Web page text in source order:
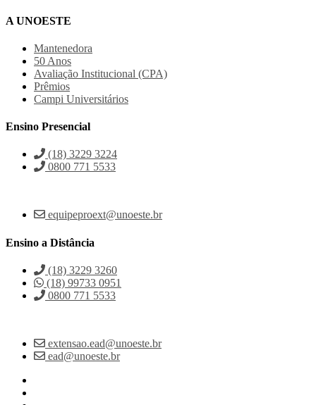
A UNOESTE
Mantenedora
50 Anos
Avaliação Institucional (CPA)
Prêmios
Campi Universitários
Ensino Presencial
(18) 3229 3224
0800 771 5533
equipeproext@unoeste.br
Ensino a Distância
(18) 3229 3260
(18) 99733 0951
0800 771 5533
extensao.ead@unoeste.br
ead@unoeste.br